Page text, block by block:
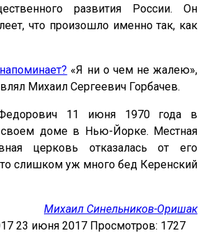
развития России. Он
что произошло именно так, как
«Я ни о чем не жалею»,
Михаил Сергеевич Горбачев.
11 июня 1970 года в
своем доме в Нью-Йорке. Местная
церковь отказалась от его
слишком уж много бед Керенский
Михаил Синельников-Оришак
23 июня 2017 Просмотров: 1727